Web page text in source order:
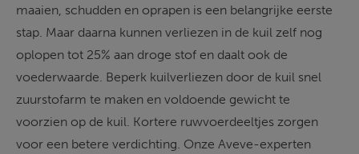
maaien, schudden en oprapen is een belangrijke eerste
stap. Maar daarna kunnen verliezen in de kuil zelf nog
oplopen tot 25% aan droge stof en daalt ook de
voederwaarde. Beperk kuilverliezen door de kuil snel
zuurstofarm te maken en voldoende gewicht te
voorzien op de kuil. Kortere ruwvoerdeeltjes zorgen
voor een betere verdichting. Onze Aveve-experten